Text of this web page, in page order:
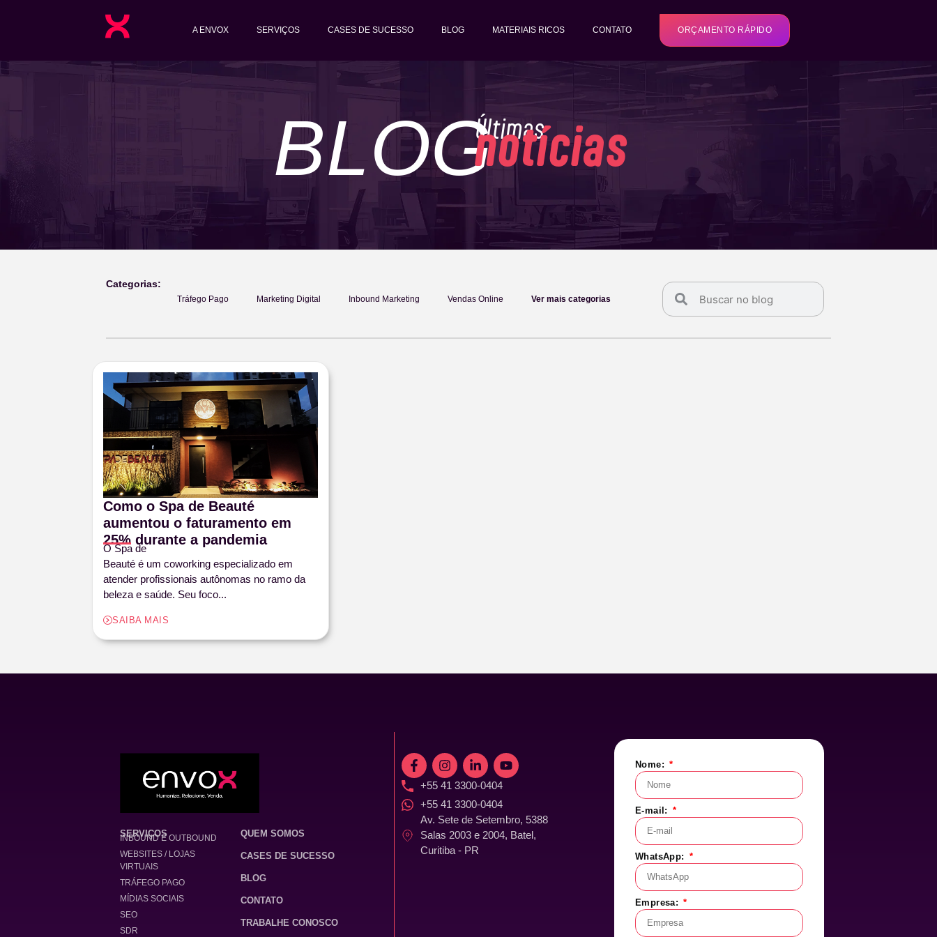
A ENVOX SERVIÇOS CASES DE SUCESSO BLOG MATERIAIS RICOS CONTATO ORÇAMENTO RÁPIDO
BLOGÚltimas
notícias
Categorias:
Tráfego Pago Marketing Digital Inbound Marketing Vendas Online Ver mais categorias
Como o Spa de Beauté
aumentou o faturamento em
25% durante a pandemia
O Spa de
Beauté é um coworking especializado em
atender profissionais autônomas no ramo da
beleza e saúde. Seu foco...
SAIBA MAIS
SERVIÇOS
INBOUND E OUTBOUND
WEBSITES / LOJAS
VIRTUAIS
TRÁFEGO PAGO
MÍDIAS SOCIAIS
SEO
SDR
QUEM SOMOS
CASES DE SUCESSO
BLOG
CONTATO
TRABALHE CONOSCO
+55 41 3300-0404
+55 41 3300-0404
Av. Sete de Setembro, 5388
Salas 2003 e 2004, Batel,
Curitiba - PR
Nome:
E-mail:
WhatsApp:
Empresa: